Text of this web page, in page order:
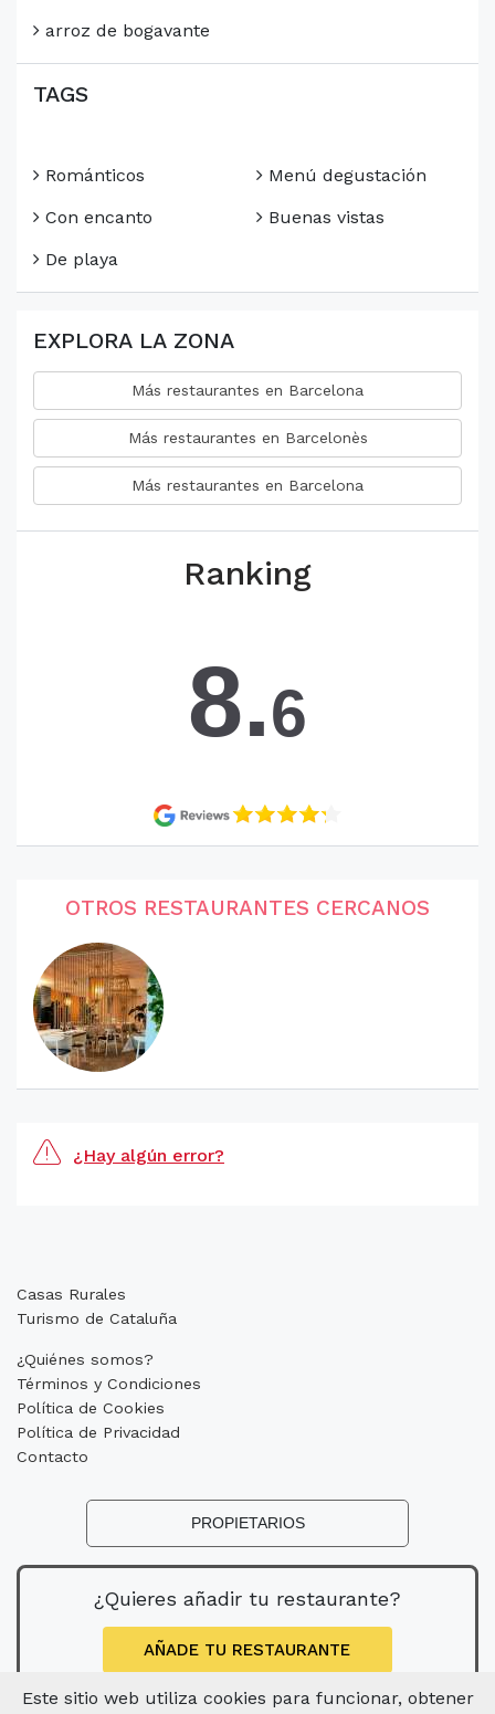
arroz de bogavante
TAGS
Románticos
Con encanto
De playa
Menú degustación
Buenas vistas
EXPLORA LA ZONA
Más restaurantes en Barcelona
Más restaurantes en Barcelonès
Más restaurantes en Barcelona
Ranking
8.6
OTROS RESTAURANTES CERCANOS
¿Hay algún error?
Casas Rurales
Turismo de Cataluña
¿Quiénes somos?
Términos y Condiciones
Política de Cookies
Política de Privacidad
Contacto
PROPIETARIOS
¿Quieres añadir tu restaurante?
AÑADE TU RESTAURANTE
Este sitio web utiliza cookies para funcionar, obtener